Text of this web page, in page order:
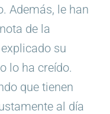
Además, le han
de la
su
lo ha creído.
que tienen
al día